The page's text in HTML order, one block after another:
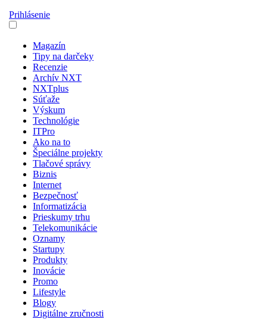
Prihlásenie
Magazín
Tipy na darčeky
Recenzie
Archív NXT
NXTplus
Súťaže
Výskum
Technológie
ITPro
Ako na to
Špeciálne projekty
Tlačové správy
Biznis
Internet
Bezpečnosť
Informatizácia
Prieskumy trhu
Telekomunikácie
Oznamy
Startupy
Produkty
Inovácie
Promo
Lifestyle
Blogy
Digitálne zručnosti